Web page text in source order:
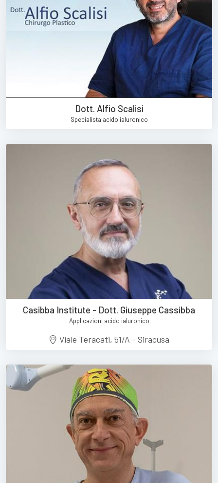
Dott. Alfio Scalisi
Specialista acido ialuronico
Casibba Institute - Dott. Giuseppe Cassibba
Applicazioni acido ialuronico
Viale Teracati, 51/A - Siracusa